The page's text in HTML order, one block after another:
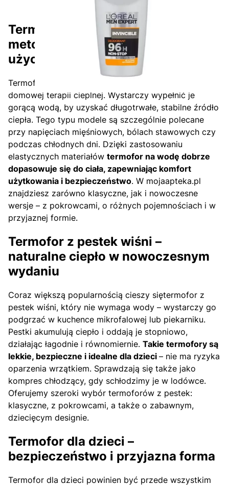
Termofor na wodę – tradycyjna
metoda, która nie wychodzi z
użycia
Termofory na wodę od lat wykorzystywane są w
domowej terapii cieplnej. Wystarczy wypełnić je
gorącą wodą, by uzyskać długotrwałe, stabilne źródło
ciepła. Tego typu modele są szczególnie polecane
przy napięciach mięśniowych, bólach stawowych czy
podczas chłodnych dni. Dzięki zastosowaniu
elastycznych materiałów termofor na wodę dobrze
dopasowuje się do ciała, zapewniając komfort
użytkowania i bezpieczeństwo. W mojaapteka.pl
znajdziesz zarówno klasyczne, jak i nowoczesne
wersje – z pokrowcami, o różnych pojemnościach i w
przyjaznej formie.
Termofor z pestek wiśni –
naturalne ciepło w nowoczesnym
wydaniu
Coraz większą popularnością cieszy siętermofor z
pestek wiśni, który nie wymaga wody – wystarczy go
podgrzać w kuchence mikrofalowej lub piekarniku.
Pestki akumulują ciepło i oddają je stopniowo,
działając łagodnie i równomiernie. Takie termofory są
lekkie, bezpieczne i idealne dla dzieci – nie ma ryzyka
oparzenia wrzątkiem. Sprawdzają się także jako
kompres chłodzący, gdy schłodzimy je w lodówce.
Oferujemy szeroki wybór termoforów z pestek:
klasyczne, z pokrowcami, a także o zabawnym,
dziecięcym designie.
Termofor dla dzieci –
bezpieczeństwo i przyjazna forma
Termofor dla dzieci powinien być przede wszystkim